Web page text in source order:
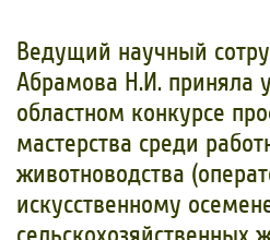
​Ведущий научный
Абрамова Н.И. приняла
областном конкурсе
мастерства среди
животноводства
искусственному